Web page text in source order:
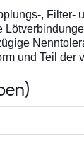
,
und Teil der